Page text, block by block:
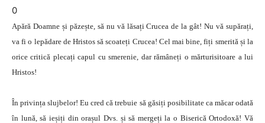
0
Apără Doamne și păzește, să nu vă lăsați Crucea de la gât! Nu vă supărați,
va fi o lepădare de Hristos să scoateți Crucea! Cel mai bine, fiți smerită și la
orice critică plecați capul cu smerenie, dar rămâneți o mărturisitoare a lui
Hristos!
În privința slujbelor! Eu cred că trebuie să găsiți posibilitate ca măcar odată
în lună, să ieșiți din orașul Dvs. și să mergeți la o Biserică Ortodoxă! Vă